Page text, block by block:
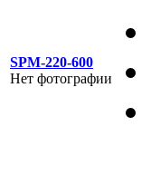
SPM-220-600
Нет фотографии